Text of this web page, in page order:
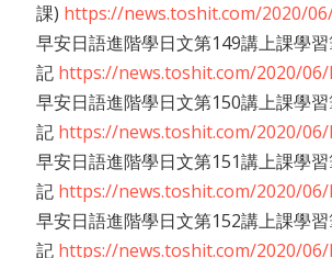
課) https://news.toshit.com/2020/
早安日語進階學日文第149講上課學
記 https://news.toshit.com/2020/
早安日語進階學日文第150講上課學
記 https://news.toshit.com/2020/
早安日語進階學日文第151講上課學
記 https://news.toshit.com/2020/
早安日語進階學日文第152講上課學
記 https://news.toshit.com/2020/